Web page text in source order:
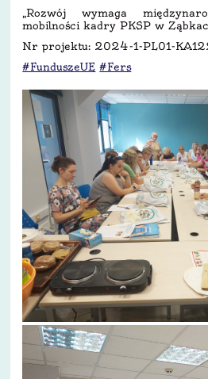
„Rozwój wymaga
mobilności kadry PKSP w
Nr projektu: 2024-1-PL01-
#FunduszeUE #Fers